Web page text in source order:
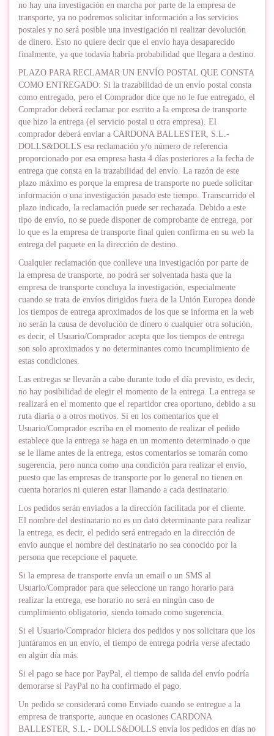
no hay una investigación en marcha por parte de la empresa de
transporte, ya no podremos solicitar información a los servicios
postales y no será posible una investigación ni realizar devolución
de dinero. Esto no quiere decir que el envío haya desaparecido
finalmente, ya que todavía habría probabilidad que llegara a destino.
PLAZO PARA RECLAMAR UN ENVÍO POSTAL QUE CONSTA
COMO ENTREGADO: Si la trazabilidad de un envío postal consta
como entregado, pero el Comprador dice que no le fue entregado, el
Comprador deberá reclamar por escrito a la empresa de transporte
que hizo la entrega (el servicio postal u otra empresa). El
comprador deberá enviar a CARDONA BALLESTER, S.L.-
DOLLS&DOLLS esa reclamación y/o número de referencia
proporcionado por esa empresa hasta 4 días posteriores a la fecha de
entrega que consta en la trazabilidad del envío. La razón de este
plazo máximo es porque la empresa de transporte no puede solicitar
información o una investigación pasado este tiempo. Transcurrido el
plazo indicado, la reclamación puede ser rechazada. Debido a este
tipo de envío, no se puede disponer de comprobante de entrega, por
lo que es la empresa de transporte final quien confirma en su web la
entrega del paquete en la dirección de destino.
Cualquier reclamación que conlleve una investigación por parte de
la empresa de transporte, no podrá ser solventada hasta que la
empresa de transporte concluya la investigación, especialmente
cuando se trata de envíos dirigidos fuera de la Unión Europea donde
los tiempos de entrega aproximados de los que se informa en la web
no serán la causa de devolución de dinero o cualquier otra solución,
es decir, el Usuario/Comprador acepta que los tiempos de entrega
son solo aproximados y no determinantes como incumplimiento de
estas condiciones.
Las entregas se llevarán a cabo durante todo el día previsto, es decir,
no hay posibilidad de elegir el momento de la entrega. La entrega se
realizará en el momento que el repartidor crea oportuno, debido a su
ruta diaria o a otros motivos. Si en los comentarios que el
Usuario/Comprador escriba en el momento de realizar el pedido
establece que la entrega se haga en un momento determinado o que
se le llame antes de la entrega, estos comentarios se tomarán como
sugerencia, pero nunca como una condición para realizar el envío,
puesto que las empresas de transporte por lo general no tienen en
cuenta horarios ni quieren estar llamando a cada destinatario.
Los pedidos serán enviados a la dirección facilitada por el cliente.
El nombre del destinatario no es un dato determinante para realizar
la entrega, es decir, el pedido será entregado en la dirección de
envío aunque el nombre del destinatario no sea conocido por la
persona que recepcione el paquete.
Si la empresa de transporte envía un email o un SMS al
Usuario/Comprador para que seleccione un rango horario para
realizar la entrega, ese horario no será en ningún caso de
cumplimiento obligatorio, siendo tomado como sugerencia.
Si el Usuario/Comprador hiciera dos pedidos y nos solicitara que los
juntáramos en un envío, el tiempo de entrega podría verse afectado
en algún día más.
Si el pago se hace por PayPal, el tiempo de salida del envío podría
demorarse si PayPal no ha confirmado el pago.
Un pedido se considerará como Enviado cuando se entregue a la
empresa de transporte, aunque en ocasiones CARDONA
BALLESTER, S.L.- DOLLS&DOLLS envía los pedidos en días no